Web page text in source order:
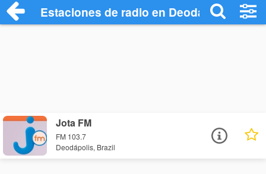
Estaciones de radio en Deodápolis -
Jota FM
FM 103.7
Deodápolis, Brazil